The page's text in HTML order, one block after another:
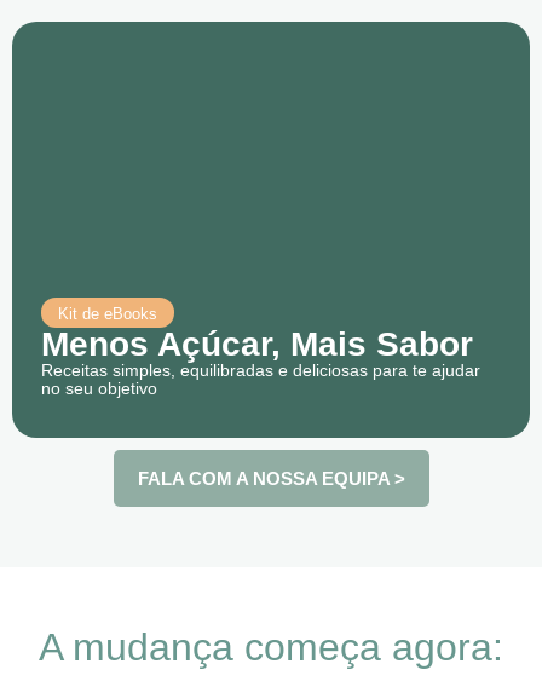
Kit de eBooks
Menos Açúcar, Mais Sabor
Receitas simples, equilibradas e deliciosas para te ajudar
no seu objetivo
FALA COM A NOSSA EQUIPA >
A mudança começa agora: